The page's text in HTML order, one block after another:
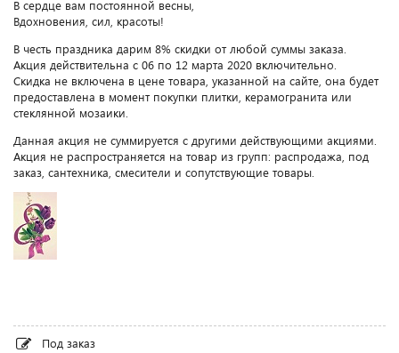
В сердце вам постоянной весны,
Вдохновения, сил, красоты!
В честь праздника дарим 8% скидки от любой суммы заказа.
Акция действительна с 06 по 12 марта 2020 включительно.
Скидка не включена в цене товара, указанной на сайте, она будет
предоставлена в момент покупки плитки, керамогранита или
стеклянной мозаики.
Данная акция не суммируется с другими действующими акциями.
Акция не распространяется на товар из групп: распродажа, под
заказ, сантехника, смесители и сопутствующие товары.
Под заказ